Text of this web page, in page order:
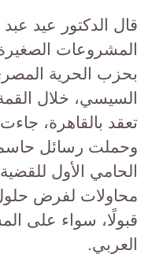
قال الدكتور عيد
المشروعات
بحزب الحرية
السيسي، خلال
تعقد بالقاهرة،
وحملت رسائل
الحامي الأول
محاولات لفرض
قبولًا، سواء على
العربي.